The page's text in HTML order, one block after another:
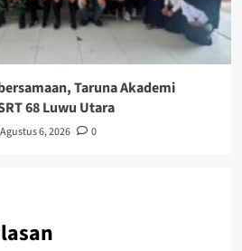
Taruna Akademi
68 Luwu Utara
Agustus 6, 2026 0